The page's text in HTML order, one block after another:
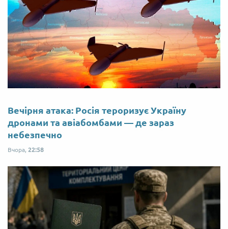
Вечірня атака: Росія тероризує Україну
дронами та авіабомбами — де зараз
небезпечно
Вчора, 22:58